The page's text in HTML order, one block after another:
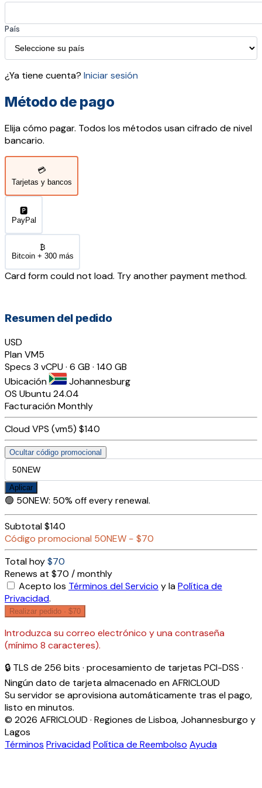
País
¿Ya tiene cuenta? Iniciar sesión
Método de pago
Elija cómo pagar. Todos los métodos usan cifrado de nivel
bancario.
💳
Tarjetas y bancos
🅿️
PayPal
₿
Bitcoin + 300 más
Card form could not load. Try another payment method.
Resumen del pedido
USD
PlanVM5
Specs 3 vCPU · 6 GB · 140 GB
Ubicación
Johannesburg
OS Ubuntu 24.04
FacturaciónMonthly
Cloud VPS (vm5) $140
Ocultar código promocional
Aplicar
🟢 50NEW: 50% off every renewal.
Subtotal$140
Código promocional 50NEW − $70
Total hoy$70
Renews at $70 / monthly
Acepto los Términos del Servicio y laPolítica de
Privacidad.
Realizar pedido · $70
Introduzca su correo electrónico y una contraseña
(mínimo 8 caracteres).
🔒 TLS de 256 bits · procesamiento de tarjetas PCI-DSS ·
Ningún dato de tarjeta almacenado en AFRICLOUD
Su servidor se aprovisiona automáticamente tras el pago,
listo en minutos.
© 2026 AFRICLOUD · Regiones de Lisboa, Johannesburgo y
Lagos
Términos PrivacidadPolítica de Reembolso Ayuda